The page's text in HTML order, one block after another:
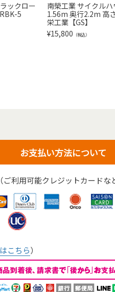
ックロー
5
南榮工業 サイクル
1.56m 奥行2.2m 高
栄工業【GS】
¥15,800 （税込）
お支払い方法について
利用可能クレジットカードな
こちら）